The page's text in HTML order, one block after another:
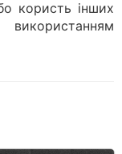
користь інших